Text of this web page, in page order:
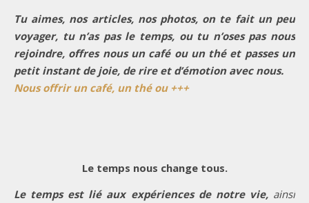
Tu aimes, nos articles, nos photos, on te fait un peu
voyager, tu n’as pas le temps, ou tu n’oses pas nous
rejoindre, offres nous un café ou un thé et passes un
petit instant de joie, de rire et d’émotion avec nous.
Nous offrir un café, un thé ou +++
Le temps nous change tous.
Le temps est lié aux expériences de notre vie, ainsi